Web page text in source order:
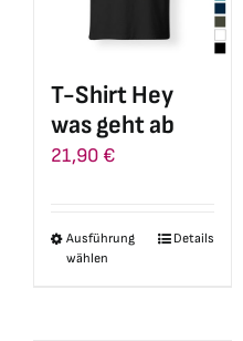
T-Shirt Hey
was geht ab
21,90 €
Ausführung
wählen
DiesesDetails